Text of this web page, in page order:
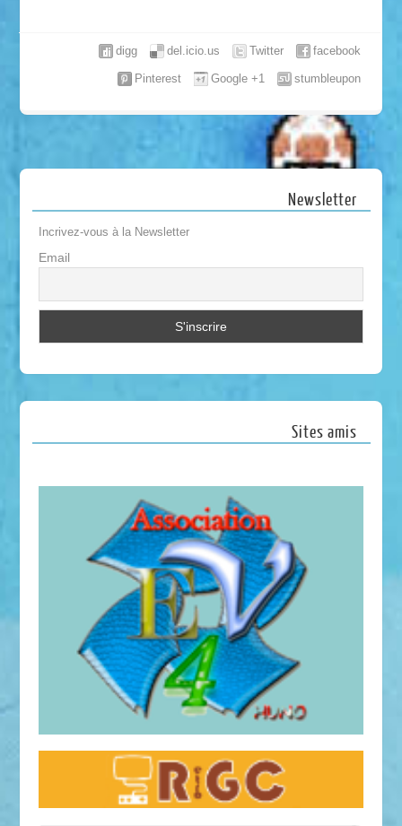
facebook
Twitter
del.icio.us
digg
stumbleupon
Google +1
Pinterest
Newsletter
Incrivez-vous à la Newsletter
Email
Sites amis